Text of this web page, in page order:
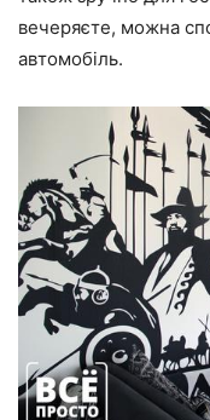
вечеряєте, можна
автомобіль.